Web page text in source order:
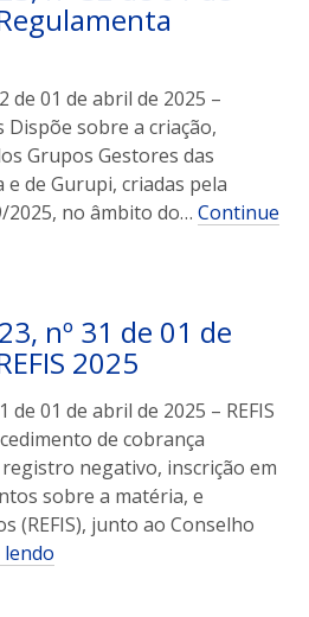
de 01 de abril de 2025 –
Dispõe sobre a criação,
Grupos Gestores das
de Gurupi, criadas pela
2025, no âmbito do… Continue
nº 31 de 01 de
2025
de 01 de abril de 2025 – REFIS
de cobrança
negativo, inscrição em
sobre a matéria, e
(REFIS), junto ao Conselho